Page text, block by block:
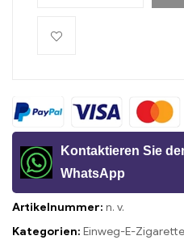
Kontaktieren Sie
WhatsApp
Artikelnummer: n. v.
Kategorien: Einweg-E-